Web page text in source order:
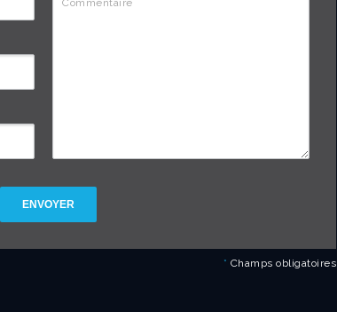
ENVOYER
* Champs obligatoires